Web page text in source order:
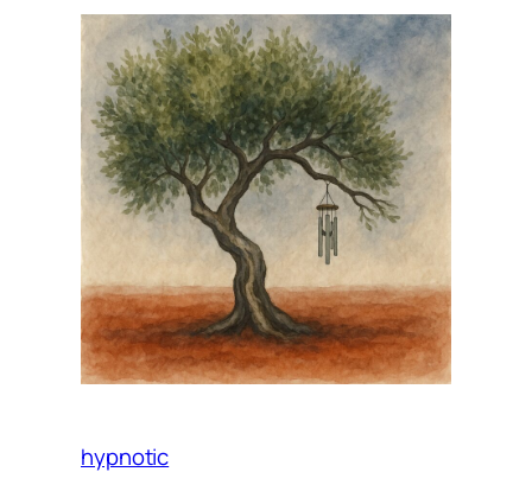
hypnotic